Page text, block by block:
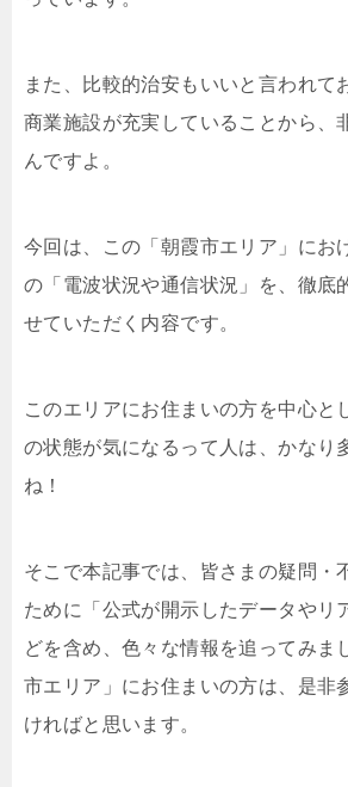
また、比較的治安もいいと言われて
商業施設が充実していることから、
んですよ。
今回は、この「朝霞市エリア」にお
の「電波状況や通信状況」を、徹底
せていただく内容です。
このエリアにお住まいの方を中心と
の状態が気になるって人は、かなり
ね！
そこで本記事では、皆さまの疑問・
ために「公式が開示したデータやリ
どを含め、色々な情報を追ってみま
市エリア」にお住まいの方は、是非
ければと思います。